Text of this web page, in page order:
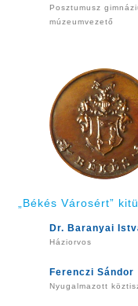
Posztumusz
múzeumvezető
„Békés Városért”
Dr. Baranyai
Háziorvos
Ferenczi Sándor
Nyugalmazott